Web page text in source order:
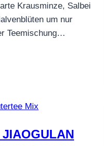
Krausminze, Salbei
um nur
Teemischung…
Mix